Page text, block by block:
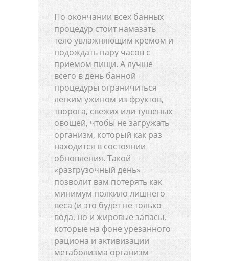
По окончании всех банных
процедур стоит намазать
тело увлажняющим кремом и
подождать пару часов с
приемом пищи. А лучше
всего в день банной
процедуры ограничиться
легким ужином из фруктов,
творога, свежих или тушеных
овощей, чтобы не загружать
организм, который как раз
находится в состоянии
обновления. Такой
«разгрузочный день»
позволит вам потерять как
минимум полкило лишнего
веса (и это будет не только
вода, но и жировые запасы,
которые на фоне урезанного
рациона и активизации
метаболизма организм